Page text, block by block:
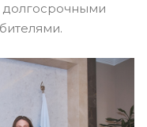
долгосрочными